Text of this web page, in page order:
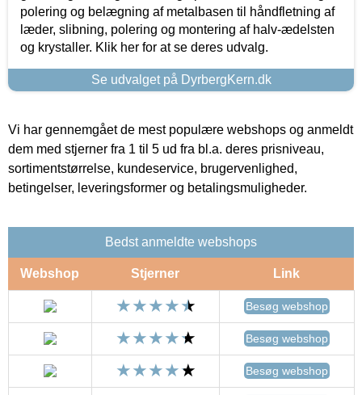
polering og belægning af metalbasen til håndfletning af
læder, slibning, polering og montering af halv-ædelsten
og krystaller. Klik her for at se deres udvalg.
Se udvalget på DyrbergKern.dk
Vi har gennemgået de mest populære webshops og anmeldt
dem med stjerner fra 1 til 5 ud fra bl.a. deres prisniveau,
sortimentstørrelse, kundeservice, brugervenlighed,
betingelser, leveringsformer og betalingsmuligheder.
Bedst anmeldte webshops
Webshop Stjerner Link
Besøg webshop
Besøg webshop
Besøg webshop